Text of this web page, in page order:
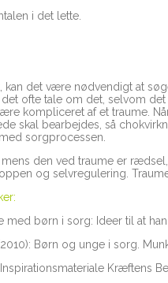
i det lette.
kan det være nødvendigt at
ofte tale om det, selvom
kompliceret af et traume.
skal bearbejdes, så
sorgprocessen.
den ved traume er
og selvregulering.
børn i sorg: Ideer til at
Børn og unge i sorg.
Kræftens